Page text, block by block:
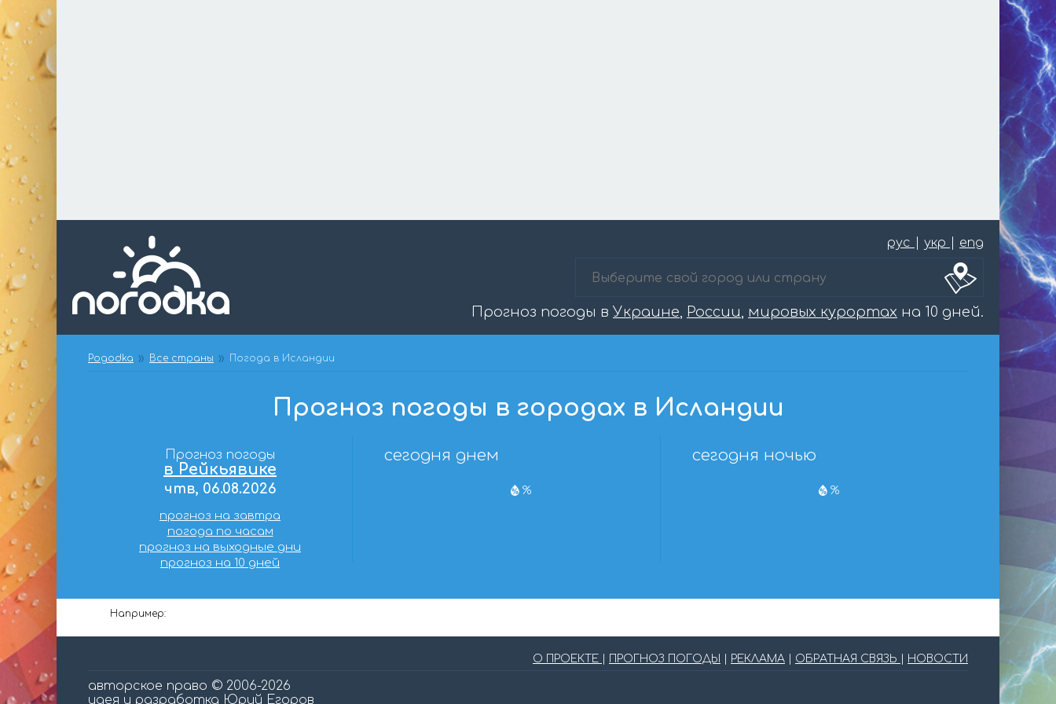
рус укр eng
Прогноз погоды в Украине, России, мировых курортах на 10 дней.
Pogodka Все страны Погода в Исландии
Прогноз погоды в городах в Исландии
Прогноз погоды
в Рейкьявике
чтв, 06.08.2026
прогноз на завтра
погода по часам
прогноз на выходные дни
прогноз на 10 дней
сегодня днем
%
сегодня ночью
%
Например:
О ПРОЕКТЕ ПРОГНОЗ ПОГОДЫ РЕКЛАМА ОБРАТНАЯ СВЯЗЬ НОВОСТИ
авторское право © 2006-2026
идея и разработка Юрий Егоров